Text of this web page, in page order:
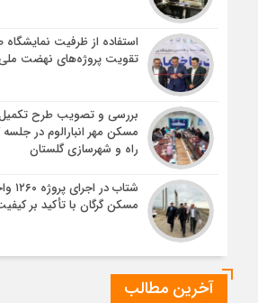
استفاده از ظرفیت
تقویت پروژه‌های نهضت
بررسی و تصویب طرح
مسکن مهر انبارالوم در جلسه
راه و شهرسازی گلستان
مسکن گرگان با تأکید بر
آخرین مطالب